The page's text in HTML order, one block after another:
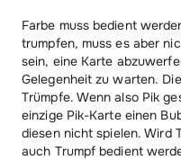
Farbe muss bedient
trumpfen, muss es aber
sein, eine Karte
Gelegenheit zu warten.
Trümpfe. Wenn also Pik
einzige Pik-Karte einen
diesen nicht spielen. Wird
auch Trumpf bedient